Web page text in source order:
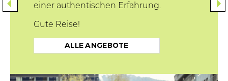
einer authentischen Erfahrung.
Gute Reise!
ALLE ANGEBOTE